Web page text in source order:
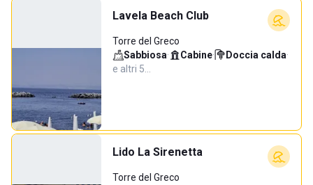
Lavela Beach Club
Torre del Greco
Sabbiosa· Cabine· Doccia calda·
e altri 5…
Lido La Sirenetta
Torre del Greco